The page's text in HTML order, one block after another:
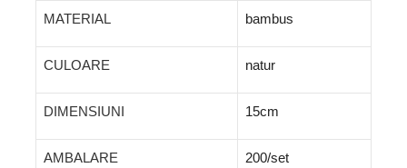
MATERIAL bambus
CULOARE natur
DIMENSIUNI 15cm
AMBALARE 200/set